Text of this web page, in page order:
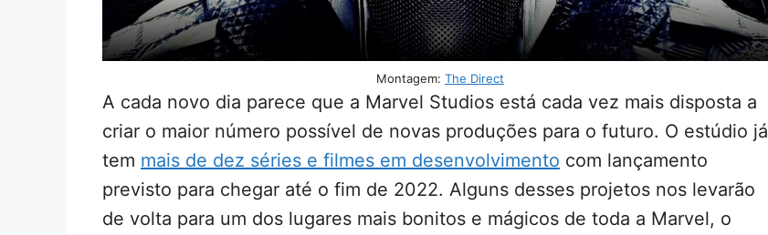
Montagem: The Direct
A cada novo dia parece que a Marvel Studios está cada vez mais disposta a
criar o maior número possível de novas produções para o futuro. O estúdio já
tem mais de dez séries e filmes em desenvolvimento com lançamento
previsto para chegar até o fim de 2022. Alguns desses projetos nos levarão
de volta para um dos lugares mais bonitos e mágicos de toda a Marvel, o